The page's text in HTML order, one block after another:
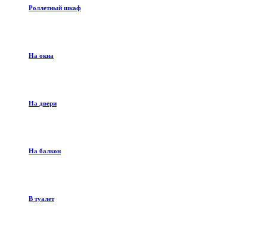
Роллетный шкаф
На окна
На двери
На балкон
В туалет